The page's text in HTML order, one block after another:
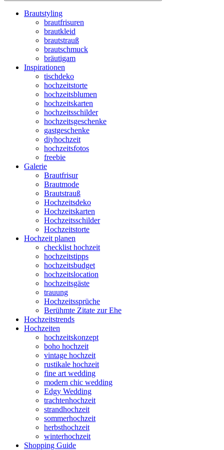
Brautstyling
brautfrisuren
brautkleid
brautstrauß
brautschmuck
bräutigam
Inspirationen
tischdeko
hochzeitstorte
hochzeitsblumen
hochzeitskarten
hochzeitsschilder
hochzeitsgeschenke
gastgeschenke
diyhochzeit
hochzeitsfotos
freebie
Galerie
Brautfrisur
Brautmode
Brautstrauß
Hochzeitsdeko
Hochzeitskarten
Hochzeitsschilder
Hochzeitstorte
Hochzeit planen
checklist hochzeit
hochzeitstipps
hochzeitsbudget
hochzeitslocation
hochzeitsgäste
trauung
Hochzeitssprüche
Berühmte Zitate zur Ehe
Hochzeitstrends
Hochzeiten
hochzeitskonzept
boho hochzeit
vintage hochzeit
rustikale hochzeit
fine art wedding
modern chic wedding
Edgy Wedding
trachtenhochzeit
strandhochzeit
sommerhochzeit
herbsthochzeit
winterhochzeit
Shopping Guide